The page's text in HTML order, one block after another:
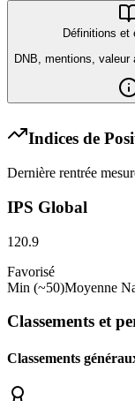
Définitions et
DNB, mentions, valeur
Indices de
Dernière rentrée
IPS Global
120.9
Favorisé
Min (~50)Moyenne
Classements et
Classements